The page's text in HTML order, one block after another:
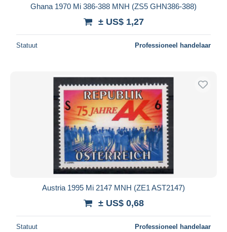
Ghana 1970 Mi 386-388 MNH (ZS5 GHN386-388)
± US$ 1,27
Statuut Professioneel handelaar
Austria 1995 Mi 2147 MNH (ZE1 AST2147)
± US$ 0,68
Statuut Professioneel handelaar